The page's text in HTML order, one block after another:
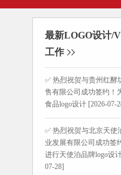
最新LOGO设计/
工作
✅ 热烈祝贺与贵州红酵
售有限公司成功签约！
食品logo设计 [2026-07-
✅ 热烈祝贺与北京天使
业发展有限公司成功签
进行天使泊品牌logo设
07-28]